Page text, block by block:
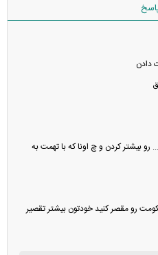
دادن
بیشتر کردن و چ اونا که با تهمت به
رو مقصر کنید خودتون بیشتر تقصیر